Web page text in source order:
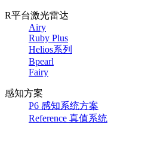
R平台激光雷达
Airy
Ruby Plus
Helios系列
Bpearl
Fairy
感知方案
P6 感知系统方案
Reference 真值系统